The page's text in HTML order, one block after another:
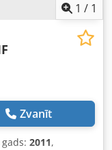
1 / 1
Zvanīt
2011,